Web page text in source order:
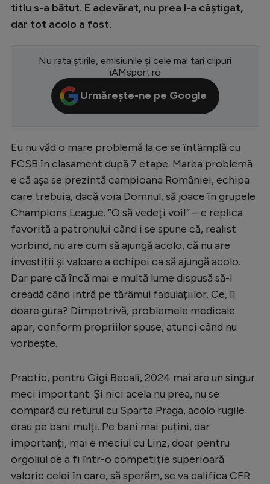
Premier League
Serie A
Bundesliga
Ligue 1
Starurile fotbalului
EURO 2024
Stranieri
Clasamente
Tenis
Handbal
Auto
Rugby
Ciclism
Alte sporturi
JO 2024
titlu s-a bătut. E adevărat, nu prea l-a câștigat,
dar tot acolo a fost.
Nu rata știrile, emisiunile și cele mai tari clipuri
iAMsport.ro
Urmărește-ne pe Google
Eu nu văd o mare problemă la ce se întâmplă cu
FCSB în clasament după 7 etape. Marea problemă
e că așa se prezintă campioana României, echipa
care trebuia, dacă voia Domnul, să joace în grupele
Champions League. ”O să vedeți voi!” – e replica
favorită a patronului când i se spune că, realist
vorbind, nu are cum să ajungă acolo, că nu are
investiții și valoare a echipei ca să ajungă acolo.
Dar pare că încă mai e multă lume dispusă să-l
creadă când intră pe tărâmul fabulațiilor. Ce, îl
doare gura? Dimpotrivă, problemele medicale
apar, conform propriilor spuse, atunci când nu
vorbește.
Practic, pentru Gigi Becali, 2024 mai are un singur
meci important. Și nici acela nu prea, nu se
compară cu returul cu Sparta Praga, acolo rugile
erau pe bani mulți. Pe bani mai puțini, dar
importanți, mai e meciul cu Linz, doar pentru
orgoliul de a fi într-o competiție superioară
valoric celei în care, să sperăm, se va califica CFR